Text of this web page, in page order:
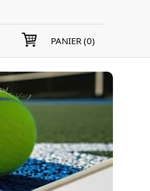
PANIER (0)